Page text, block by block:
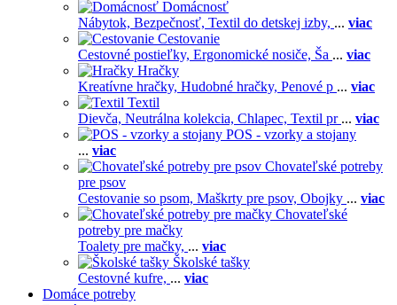
Domácnosť
Nábytok, Bezpečnosť, Textil do detskej izby, ... viac
Cestovanie
Cestovné postieľky, Ergonomické nosiče, Ša ... viac
Hračky
Kreatívne hračky, Hudobné hračky, Penové p ... viac
Textil
Dievča, Neutrálna kolekcia, Chlapec, Textil pr ... viac
POS - vzorky a stojany
... viac
Chovateľské potreby
pre psov
Cestovanie so psom, Maškrty pre psov, Obojky ... viac
Chovateľské
potreby pre mačky
Toalety pre mačky, ... viac
Školské tašky
Cestovné kufre, ... viac
Domáce potreby